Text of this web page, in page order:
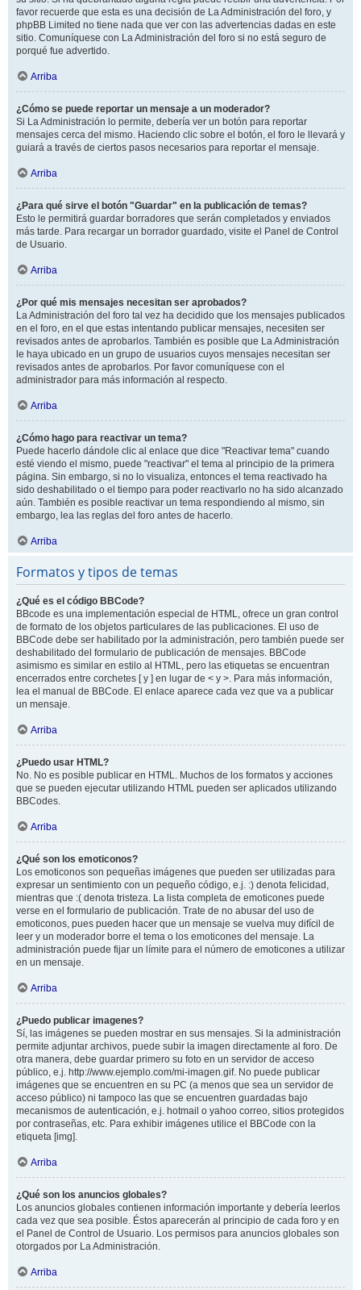
favor recuerde que esta es una decisión de La Administración del foro, y
phpBB Limited no tiene nada que ver con las advertencias dadas en este
sitio. Comuníquese con La Administración del foro si no está seguro de
porqué fue advertido.
Arriba
¿Cómo se puede reportar un mensaje a un moderador?
Si La Administración lo permite, debería ver un botón para reportar
mensajes cerca del mismo. Haciendo clic sobre el botón, el foro le llevará y
guiará a través de ciertos pasos necesarios para reportar el mensaje.
Arriba
¿Para qué sirve el botón "Guardar" en la publicación de temas?
Esto le permitirá guardar borradores que serán completados y enviados
más tarde. Para recargar un borrador guardado, visite el Panel de Control
de Usuario.
Arriba
¿Por qué mis mensajes necesitan ser aprobados?
La Administración del foro tal vez ha decidido que los mensajes publicados
en el foro, en el que estas intentando publicar mensajes, necesiten ser
revisados antes de aprobarlos. También es posible que La Administración
le haya ubicado en un grupo de usuarios cuyos mensajes necesitan ser
revisados antes de aprobarlos. Por favor comuníquese con el
administrador para más información al respecto.
Arriba
¿Cómo hago para reactivar un tema?
Puede hacerlo dándole clic al enlace que dice "Reactivar tema" cuando
esté viendo el mismo, puede "reactivar" el tema al principio de la primera
página. Sin embargo, si no lo visualiza, entonces el tema reactivado ha
sido deshabilitado o el tiempo para poder reactivarlo no ha sido alcanzado
aún. También es posible reactivar un tema respondiendo al mismo, sin
embargo, lea las reglas del foro antes de hacerlo.
Arriba
Formatos y tipos de temas
¿Qué es el código BBCode?
BBcode es una implementación especial de HTML, ofrece un gran control
de formato de los objetos particulares de las publicaciones. El uso de
BBCode debe ser habilitado por la administración, pero también puede ser
deshabilitado del formulario de publicación de mensajes. BBCode
asimismo es similar en estilo al HTML, pero las etiquetas se encuentran
encerrados entre corchetes [ y ] en lugar de < y >. Para más información,
lea el manual de BBCode. El enlace aparece cada vez que va a publicar
un mensaje.
Arriba
¿Puedo usar HTML?
No. No es posible publicar en HTML. Muchos de los formatos y acciones
que se pueden ejecutar utilizando HTML pueden ser aplicados utilizando
BBCodes.
Arriba
¿Qué son los emoticonos?
Los emoticonos son pequeñas imágenes que pueden ser utilizadas para
expresar un sentimiento con un pequeño código, e.j. :) denota felicidad,
mientras que :( denota tristeza. La lista completa de emoticones puede
verse en el formulario de publicación. Trate de no abusar del uso de
emoticonos, pues pueden hacer que un mensaje se vuelva muy difícil de
leer y un moderador borre el tema o los emoticones del mensaje. La
administración puede fijar un límite para el número de emoticones a utilizar
en un mensaje.
Arriba
¿Puedo publicar imagenes?
Sí, las imágenes se pueden mostrar en sus mensajes. Si la administración
permite adjuntar archivos, puede subir la imagen directamente al foro. De
otra manera, debe guardar primero su foto en un servidor de acceso
público, e.j. http://www.ejemplo.com/mi-imagen.gif. No puede publicar
imágenes que se encuentren en su PC (a menos que sea un servidor de
acceso público) ni tampoco las que se encuentren guardadas bajo
mecanismos de autenticación, e.j. hotmail o yahoo correo, sitios protegidos
por contraseñas, etc. Para exhibir imágenes utilice el BBCode con la
etiqueta [img].
Arriba
¿Qué son los anuncios globales?
Los anuncios globales contienen información importante y debería leerlos
cada vez que sea posible. Éstos aparecerán al principio de cada foro y en
el Panel de Control de Usuario. Los permisos para anuncios globales son
otorgados por La Administración.
Arriba